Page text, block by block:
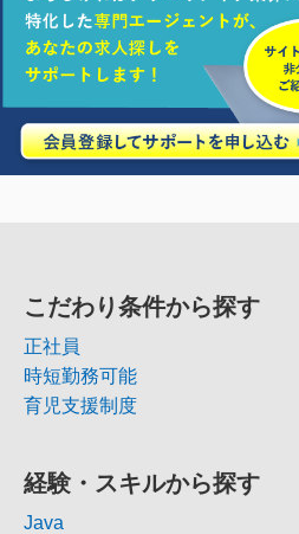
こだわり条件から探す
正社員
時短勤務可能
育児支援制度
経験・スキルから探す
Java